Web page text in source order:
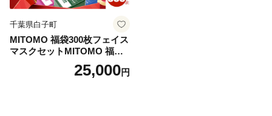
千葉県白子町
MITOMO 福袋300枚フェイス
マスクセットMITOMO 福袋3
00枚フェイスマスクセット
ふるさと納税 パック ファイ
25,000円